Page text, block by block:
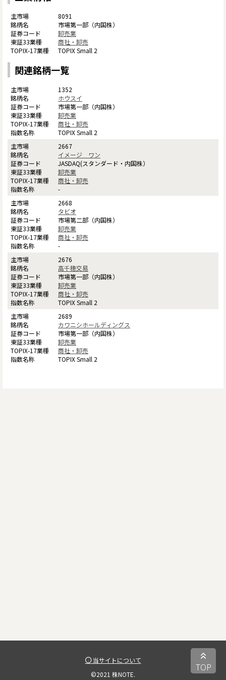
8091
市場第一部（内国株）
卸売業
商社・卸売
TOPIX Small 2
関連銘柄一覧
1352
ホウスイ
市場第一部（内国株）
卸売業
商社・卸売
TOPIX Small 2
2667
イメージ ワン
JASDAQ(スタンダード・内国株）
卸売業
商社・卸売
-
2668
タビオ
市場第二部（内国株）
卸売業
商社・卸売
-
2676
高千穂交易
市場第一部（内国株）
卸売業
商社・卸売
TOPIX Small 2
2689
カワニシホールディングス
市場第一部（内国株）
卸売業
商社・卸売
TOPIX Small 2
TOP
当サイトについて
©2021 株NOTE.